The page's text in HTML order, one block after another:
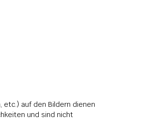
etc.) auf den Bildern dienen
und sind nicht